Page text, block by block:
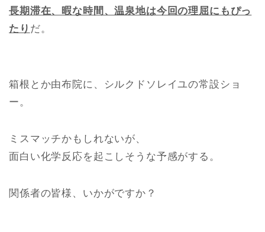
長期滞在、暇な時間、温泉地は今回の理屈にもぴっ
たり だ。
箱根とか由布院に、シルクドソレイユの常設ショ
ー。
ミスマッチかもしれないが、
面白い化学反応を起こしそうな予感がする。
関係者の皆様、いかがですか？